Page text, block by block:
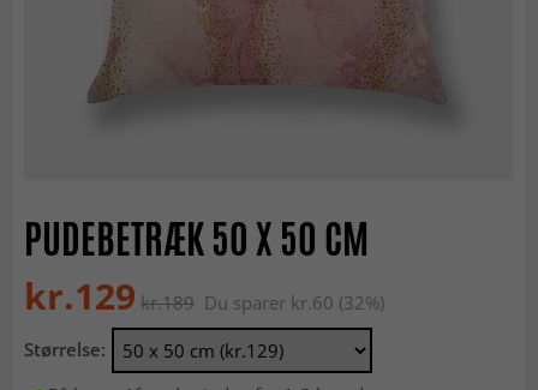
PUDEBETRÆK 50 X 50 CM
kr.129 kr.189 Du sparer kr.60 (32%)
Størrelse: